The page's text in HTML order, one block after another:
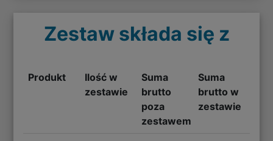
Zestaw składa się z
Produkt
Ilość w
zestawie
Suma
brutto
poza
zestawem
Suma
brutto w
zestawie